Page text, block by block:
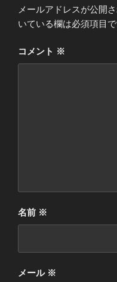
メールアドレスが公開
いている欄は必須項目
コメント ※
名前 ※
メール ※